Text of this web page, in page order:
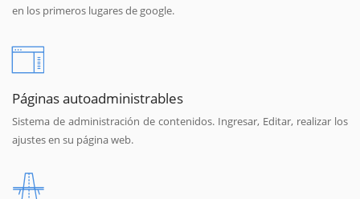
en los primeros lugares de google.
Páginas autoadministrables
Sistema de administración de contenidos. Ingresar, Editar, realizar los
ajustes en su página web.